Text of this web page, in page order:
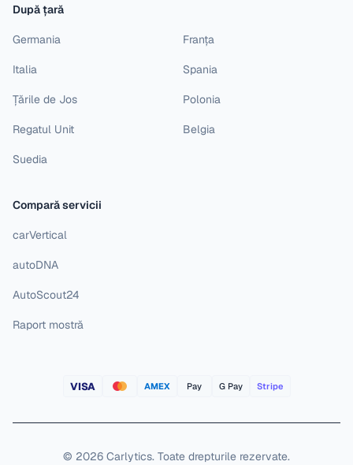
După țară
Germania Franța
Italia Spania
Țările de Jos Polonia
Regatul Unit Belgia
Suedia
Compară servicii
carVertical
autoDNA
AutoScout24
Raport mostră
VISA AMEX Pay G Pay Stripe
© 2026 Carlytics. Toate drepturile rezervate.